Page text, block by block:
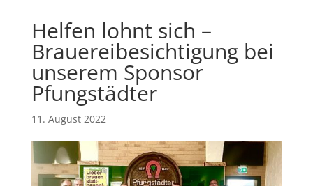
Helfen lohnt sich –
Brauereibesichtigung bei
unserem Sponsor
Pfungstädter
11. August 2022